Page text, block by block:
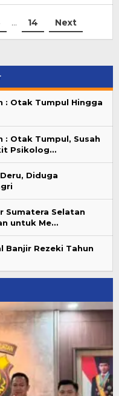
… 14 Next
: Otak Tumpul Hingga
: Otak Tumpul, Susah
Psikolog…
Diduga
Sumatera Selatan
untuk Me…
Banjir Rezeki Tahun